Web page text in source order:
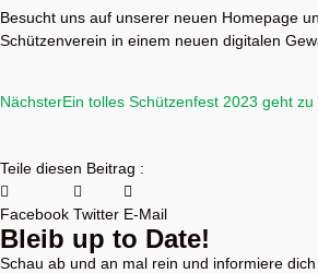
Besucht uns auf unserer neuen Homepage
Schützenverein in einem neuen digitalen
NächsterEin tolles Schützenfest 2023 geht zu
Teile diesen Beitrag :
Facebook Twitter E-Mail
Bleib up to Date!
Schau ab und an mal rein und informiere